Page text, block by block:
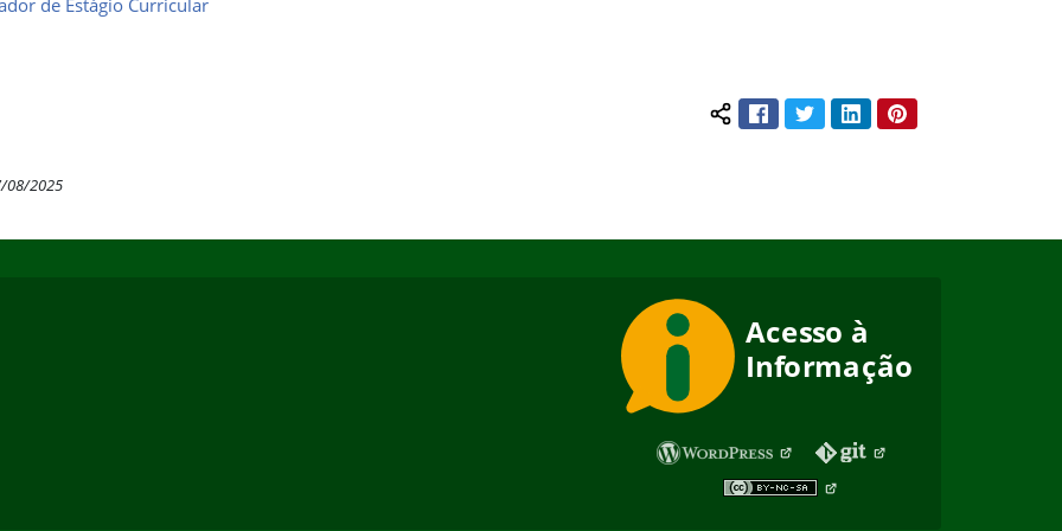
de Estágio Curricular
Compartilhar conteúdo:
FacebookTwitterLinkedInPinterest
08/2025